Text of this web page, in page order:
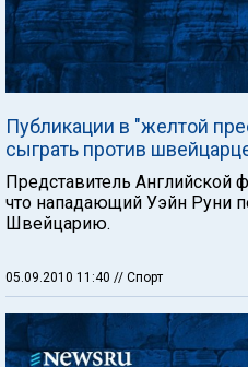
Публикации в "желтой
сыграть против
Представитель Английской
что нападающий Уэйн Руни
Швейцарию.
05.09.2010 11:40 // Спорт